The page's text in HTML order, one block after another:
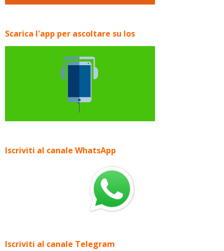
Scarica l'app per ascoltare su Ios
Iscriviti al canale WhatsApp
Iscriviti al canale Telegram